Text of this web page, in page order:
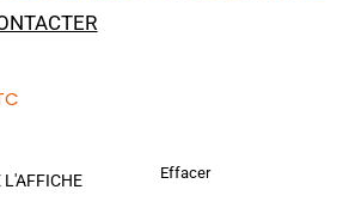
L'AFFICHE Effacer